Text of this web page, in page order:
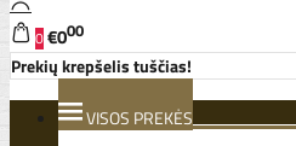
0€000
Prekių krepšelis tuščias!
VISOS PREKĖS